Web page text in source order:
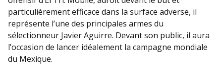
particulièrement efficace dans la surface adverse, il
représente l’une des principales armes du
sélectionneur Javier Aguirre. Devant son public, il aura
l’occasion de lancer idéalement la campagne mondiale
du Mexique.